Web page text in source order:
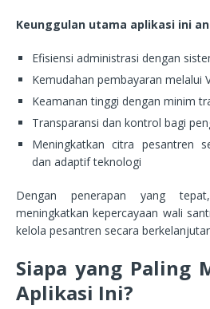
Keunggulan utama aplikasi ini
Efisiensi administrasi dengan
Kemudahan pembayaran melalui
Keamanan tinggi dengan minim
Transparansi dan kontrol bagi
Meningkatkan citra pesantren
dan adaptif teknologi
Dengan penerapan yang
meningkatkan kepercayaan wali
kelola pesantren secara
Siapa yang Paling
Aplikasi Ini?